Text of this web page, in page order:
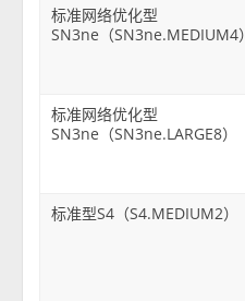
标准网络优化型
SN3ne（SN3ne.MEDIUM4）
标准网络优化型
SN3ne（SN3ne.LARGE8）
标准型S4（S4.MEDIUM2）